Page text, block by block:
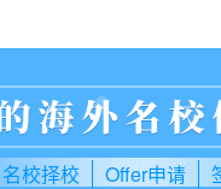
名校择校 Offer申请